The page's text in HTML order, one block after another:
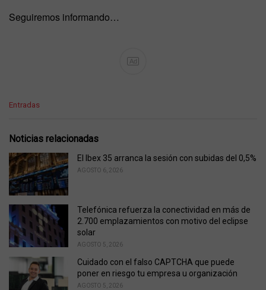
Seguiremos informando…
Ad
C
e
o
r
i
e
:
Entradas
Noticias relacionadas
El Ibex 35 arranca la sesión con subidas del 0,5%
AGOSTO 6, 2026
Telefónica refuerza la conectividad en más de
2.700 emplazamientos con motivo del eclipse
solar
AGOSTO 5, 2026
Cuidado con el falso CAPTCHA que puede
poner en riesgo tu empresa u organización
AGOSTO 5, 2026